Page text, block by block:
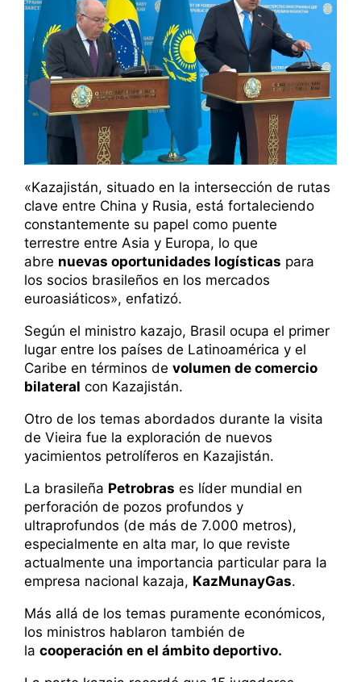
«Kazajistán, situado en la intersección de rutas
clave entre China y Rusia, está fortaleciendo
constantemente su papel como puente
terrestre entre Asia y Europa, lo que
abre nuevas oportunidades logísticas para
los socios brasileños en los mercados
euroasiáticos», enfatizó.
Según el ministro kazajo, Brasil ocupa el primer
lugar entre los países de Latinoamérica y el
Caribe en términos devolumen de comercio
bilateral con Kazajistán.
Otro de los temas abordados durante la visita
de Vieira fue la exploración de nuevos
yacimientos petrolíferos en Kazajistán.
La brasileña Petrobras es líder mundial en
perforación de pozos profundos y
ultraprofundos (de más de 7.000 metros),
especialmente en alta mar, lo que reviste
actualmente una importancia particular para la
empresa nacional kazaja, KazMunayGas.
Más allá de los temas puramente económicos,
los ministros hablaron también de
lacooperación en el ámbito deportivo.